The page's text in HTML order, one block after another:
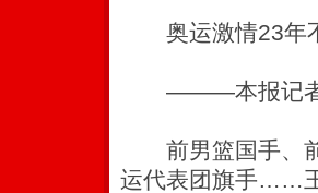
奥运激情23年
———本报记者
前男篮国手、前
运代表团旗手……